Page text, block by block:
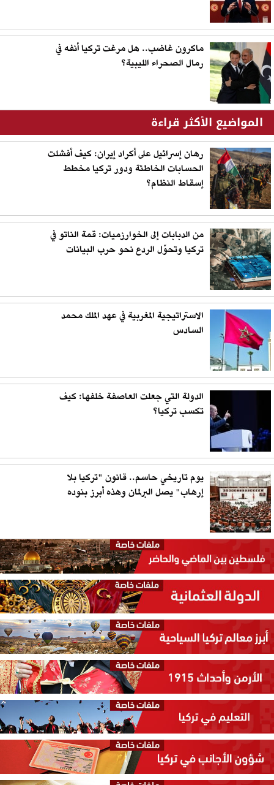
ماكرون غاضب.. هل مرغت تركيا أنفه في
رمال الصحراء الليبية؟
المواضيع الأكثر قراءة
رهان إسرائيل على أكراد إيران: كيف أفشلت
الحسابات الخاطئة ودور تركيا مخطط
إسقاط النظام؟
من الدبابات إلى الخوارزميات: قمة الناتو في
تركيا وتحوّل الردع نحو حرب البيانات
الاستراتيجية المغربية في عهد الملك محمد
السادس
الدولة التي جعلت العاصفة خلفها: كيف
تكسب تركيا؟
يوم تاريخي حاسم.. قانون "تركيا بلا
إرهاب" يصل البرلمان وهذه أبرز بنوده